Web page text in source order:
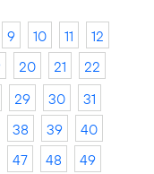
9 10 11
12
20 21
22
29 30
31
38 39
40
47 48
49